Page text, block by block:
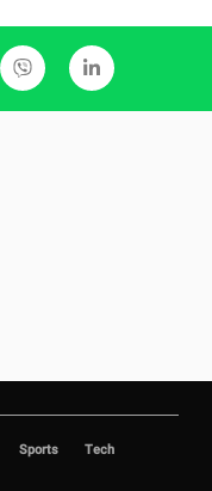
Sports Tech